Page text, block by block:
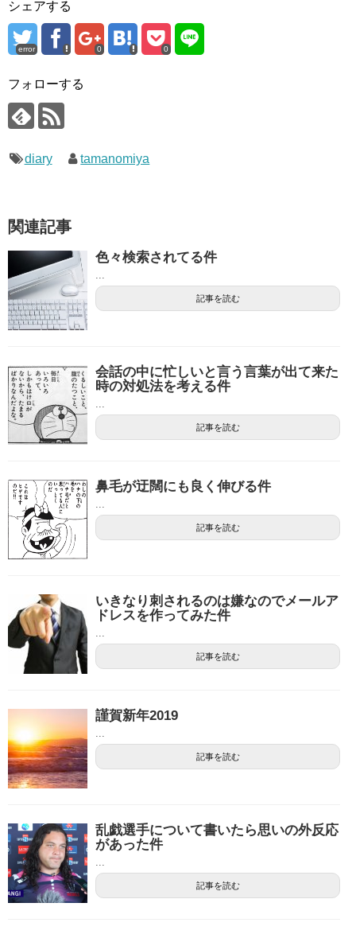
シェアする
error 0 0
フォローする
diary tamanomiya
関連記事
色々検索されてる件
...
記事を読む
会話の中に忙しいと言う言葉が出て来た
時の対処法を考える件
...
記事を読む
鼻毛が迂闊にも良く伸びる件
...
記事を読む
いきなり刺されるのは嫌なのでメールア
ドレスを作ってみた件
...
記事を読む
謹賀新年2019
...
記事を読む
乱戯選手について書いたら思いの外反応
があった件
...
記事を読む